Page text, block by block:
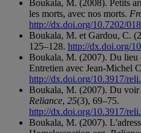
Boukala, M. (2008). Petits
les morts, avec nos morts.
http://dx.doi.org/10.7202/
Boukala, M. et Gardou, C.
125–128. http://dx.doi.org/
Boukala, M. (2007). Du lieu
Entretien avec Jean-Michel
http://dx.doi.org/10.3917/
Boukala, M. (2007). Du voir
Reliance, 25(3), 69–75.
http://dx.doi.org/10.3917/
Boukala, M. (2007).